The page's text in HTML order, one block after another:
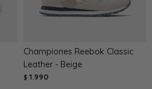
Championes Reebok Classic
Leather - Beige
$ 1.990